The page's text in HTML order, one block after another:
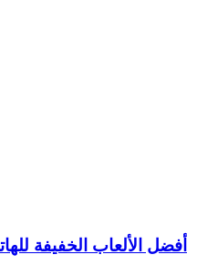
أفضل الألعاب الخفيفة